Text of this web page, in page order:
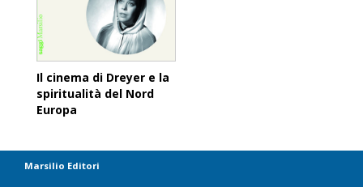
Il cinema di Dreyer e la
spiritualità del Nord
Europa
Marsilio Editori